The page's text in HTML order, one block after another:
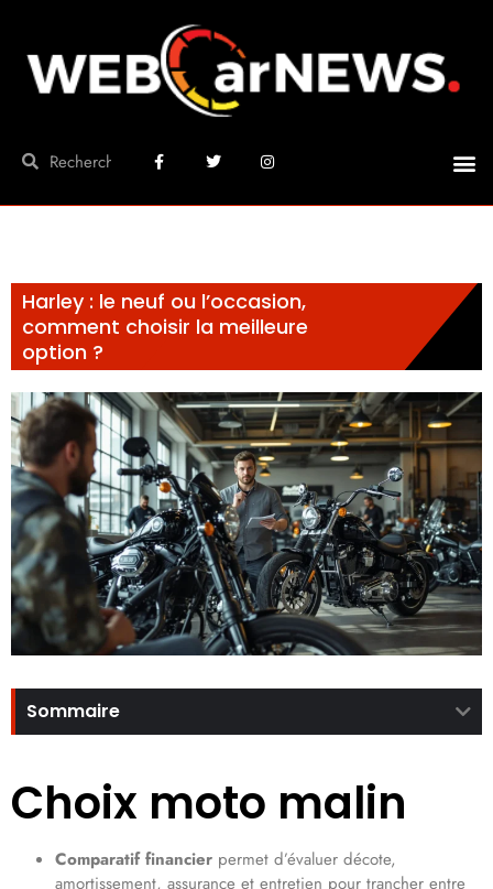
Harley : le neuf ou l’occasion,
comment choisir la meilleure
option ?
Sommaire
Choix moto malin
Comparatif financier permet d’évaluer décote,
amortissement, assurance et entretien pour trancher entre